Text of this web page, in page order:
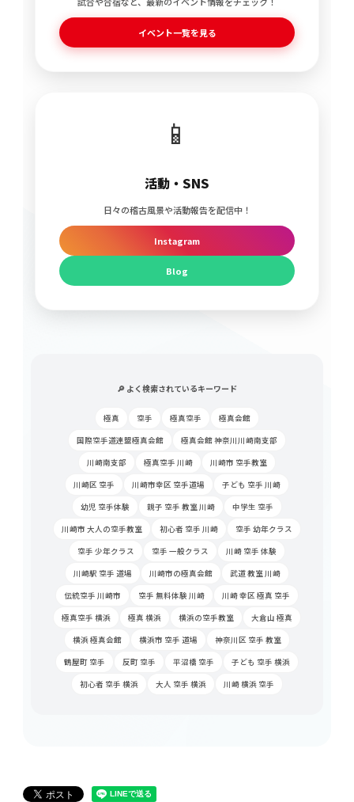
イベント一覧を見る
📱
活動・SNS
日々の稽古風景や活動報告を配信中！
Instagram
Blog
🔎 よく検索されているキーワード
極真 空手 極真空手
極真会館
国際空手道連盟極真会館
極真会館 神奈川川崎南支部
川崎南支部
極真空手 川崎
川崎市 空手教室
川崎区 空手
川崎市幸区 空手道場
子ども 空手 川崎
幼児 空手体験
親子 空手 教室 川崎
中学生 空手
川崎市 大人の空手教室
初心者 空手 川崎
空手 幼年クラス
空手 少年クラス
空手 一般クラス
川崎 空手 体験
川崎駅 空手 道場
川崎市の極真会館
武道 教室 川崎
伝統空手 川崎市
空手 無料体験 川崎
川崎 幸区 極真 空手
極真空手 横浜
極真 横浜 横浜の空手教室
大倉山 極真
横浜 極真会館
横浜市 空手 道場
神奈川区 空手 教室
鶴屋町 空手
反町 空手 平沼橋 空手
子ども 空手 横浜
初心者 空手 横浜
大人 空手 横浜 川崎 横浜 空手